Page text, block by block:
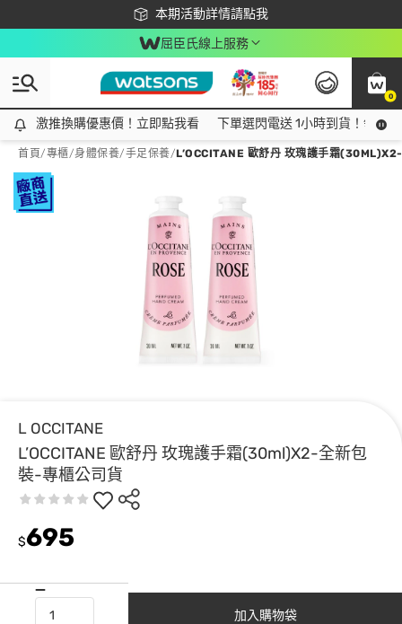
本期活動詳情請點我
下載app最高回饋$350
屈臣氏線上服務
0
激推換購優惠價！立即點我看
激推換購優惠價！立即點我看 下單選閃電送 1小時到貨！領神
首頁/專櫃/身體保養/手足保養/L’OCCITANE 歐舒丹 玫瑰護手霜
L OCCITANE
L’OCCITANE 歐舒丹 玫瑰護手霜(30ml)X2-全新包
裝-專櫃公司貨
$695
加入購物袋